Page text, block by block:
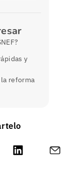
y
reforma